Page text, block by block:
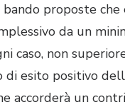
bando proposte
da un
caso, non
di esito positivo
accorderà un